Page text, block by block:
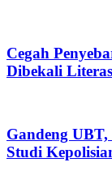
Cegah
Dibekali
Gandeng
Studi